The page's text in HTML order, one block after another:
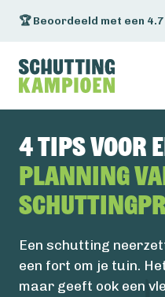
🏆 Beoordeeld met een
4 tips voor
planning
Een schutting
een fort om je tuin.
maar geeft ook een